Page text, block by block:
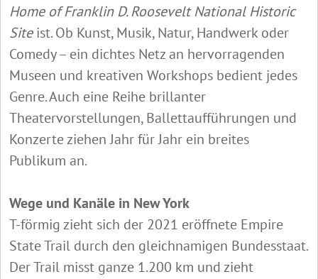
Home of Franklin D. Roosevelt National Historic
Siteist. Ob Kunst, Musik, Natur, Handwerk oder
Comedy – ein dichtes Netz an hervorragenden
Museen und kreativen Workshops bedient jedes
Genre. Auch eine Reihe brillanter
Theatervorstellungen, Ballettaufführungen und
Konzerte ziehen Jahr für Jahr ein breites
Publikum an.
Wege und Kanäle in New York
T-förmig zieht sich der 2021 eröffnete Empire
State Trail durch den gleichnamigen Bundesstaat.
Der Trail misst ganze 1.200 km und zieht